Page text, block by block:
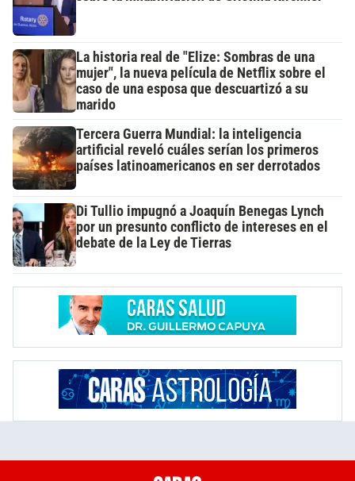
La historia real de "Elize: Sombras de una
mujer", la nueva película de Netflix sobre el
caso de una esposa que descuartizó a su
marido
Tercera Guerra Mundial: la inteligencia
artificial reveló cuáles serían los primeros
países latinoamericanos en ser derrotados
Di Tullio impugnó a Joaquín Benegas Lynch
por un presunto conflicto de intereses en el
debate de la Ley de Tierras